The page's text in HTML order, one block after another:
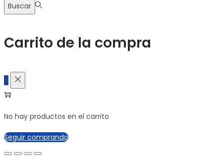
Buscar
Carrito de la compra
0
No hay productos en el carrito
Seguir comprando